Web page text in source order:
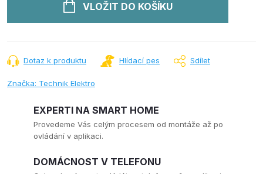
VLOŽIT DO KOŠÍKU
Dotaz k produktu Hlídací pes Sdílet
Značka: Technik Elektro
EXPERTI NA SMART HOME
Provedeme Vás celým procesem od montáže až po
ovládání v aplikaci.
DOMÁCNOST V TELEFONU